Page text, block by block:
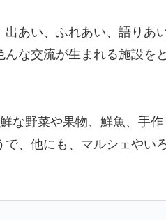
出あい、ふれあい、語りあ
んな交流が生まれる施設を
な野菜や果物、鮮魚、手
で、他にも、マルシェやい